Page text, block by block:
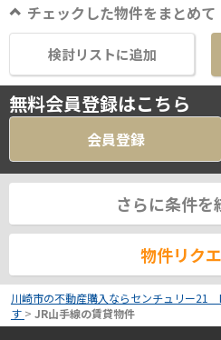
チェックした物件をまとめて
検討リストに追加
無料会員登録はこちら
会員登録
さらに条件を
物件リク
川崎市の不動産購入ならセンチュリー21
す > JR山手線の賃貸物件